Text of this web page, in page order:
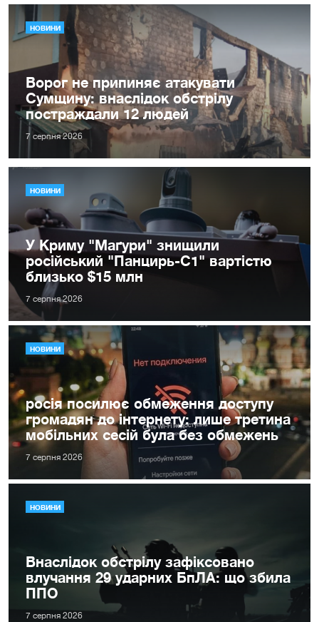
НОВИНИ
Ворог не припиняє атакувати
Сумщину: внаслідок обстрілу
постраждали 12 людей
7 серпня 2026
НОВИНИ
У Криму "Маґури" знищили
російський "Панцирь-С1" вартістю
близько $15 млн
7 серпня 2026
НОВИНИ
росія посилює обмеження доступу
громадян до інтернету: лише третина
мобільних сесій була без обмежень
7 серпня 2026
НОВИНИ
Внаслідок обстрілу зафіксовано
влучання 29 ударних БпЛА: що збила
ППО
7 серпня 2026